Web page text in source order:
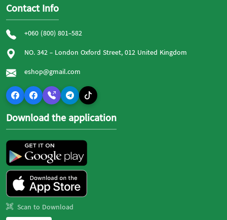
Contact Info
+060 (800) 801-582
NO. 342 - London Oxford Street, 012 United Kingdom
eshop@gmail.com
Download the application
Scan to Download